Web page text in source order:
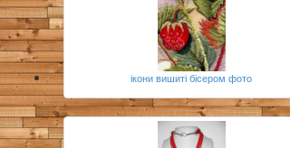
ікони вишиті бісером фото